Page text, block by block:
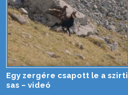
Egy zergére csapott le a szirti
sas – videó